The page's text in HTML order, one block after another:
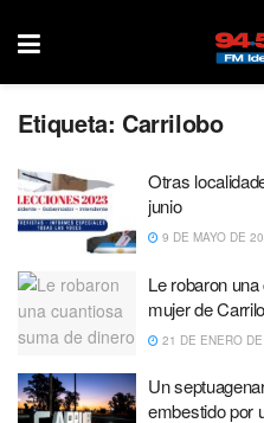
Etiqueta: Carrilobo
Otras
junio
9 DE MAYO DE
Le robaron
mujer de
21 DE ENERO
Un
embestido por